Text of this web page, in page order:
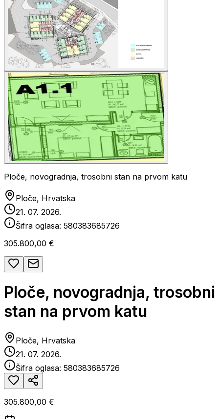
Ploče, novogradnja, trosobni stan na prvom katu
Ploče, Hrvatska
21. 07. 2026.
Šifra oglasa: 580383685726
305.800,00 €
Ploče, novogradnja, trosobni
stan na prvom katu
Ploče, Hrvatska
21. 07. 2026.
Šifra oglasa: 580383685726
305.800,00 €